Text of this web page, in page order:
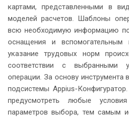
картами, представленными в
моделей расчетов. Шаблоны
всю необходимую информацию
оснащения и вспомогательным
указание трудовых норм
соответствии с выбранными
операции. За основу инструмента
подсистемы Appius-
предусмотреть любые
параметров выбора, тем самым